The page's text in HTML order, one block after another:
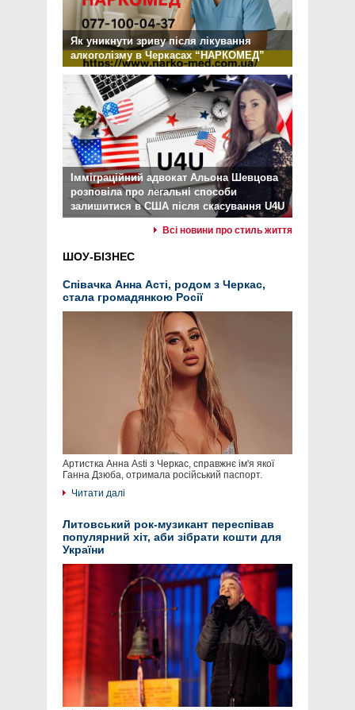
Як уникнути зриву після лікування
алкоголізму в Черкасах “НАРКОМЕД”
Імміграційний адвокат Альона Шевцова
розповіла про легальні способи
залишитися в США після скасування U4U
Всі новини про стиль життя
ШОУ-БІЗНЕС
Співачка Анна Асті, родом з Черкас,
стала громадянкою Росії
Артистка Анна Asti з Черкас, справжнє ім'я якої
Ганна Дзюба, отримала російський паспорт.
Читати далі
Литовський рок-музикант переспівав
популярний хіт, аби зібрати кошти для
України